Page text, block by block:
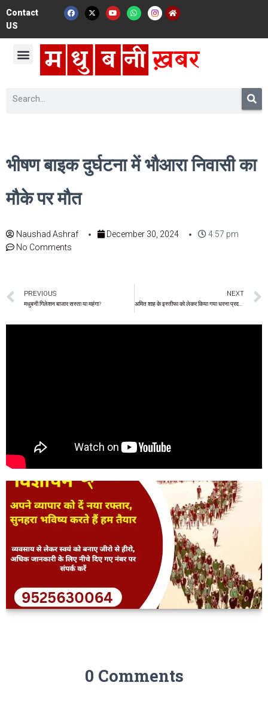
Contact
US
भीषण बाइक दुर्घटना में भौआरा निवासी का
मौके पर मौत
Naushad Ashraf December 30, 2024
4:57 pm
No Comments
PREVIOUS
मधुबनी गिलेशन बाजार सस्ता या महंगा?
NEXT
अमित शाह के इस्तीफा को लेकर किया गया धरना प्रदर्शन
0 Comments